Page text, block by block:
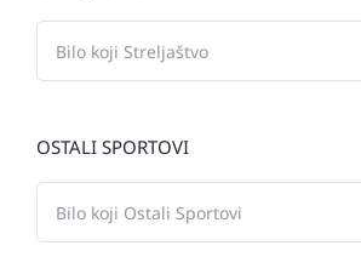
OSTALI SPORTOVI